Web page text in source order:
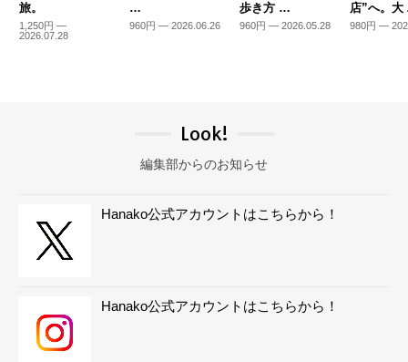
旅。
1,250円 —
2026.07.28
…
960円 — 2026.06.26
歩き方 …
960円 — 2026.05.28
店”へ。
980円 —
Look!
編集部からのお知らせ
Hanako公式アカウントはこちらから！
Hanako公式アカウントはこちらから！